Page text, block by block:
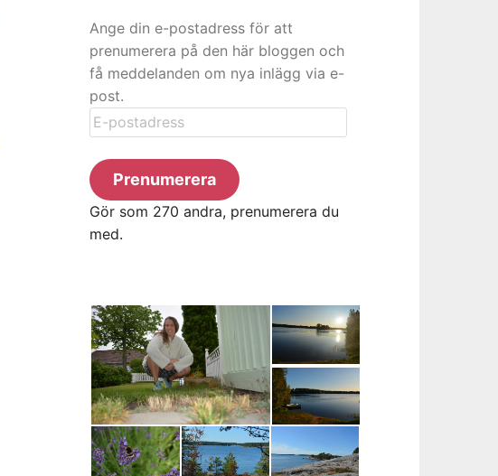
Ange din e-postadress för att
prenumerera på den här bloggen och
få meddelanden om nya inlägg via e-
post.
E-
postadress
Prenumerera
Gör som 270 andra, prenumerera du
med.